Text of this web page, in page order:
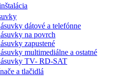
dátové a telefónne
na povrch
zapustené
multimediálne a ostatné
TV- RD-SAT
a tlačidlá